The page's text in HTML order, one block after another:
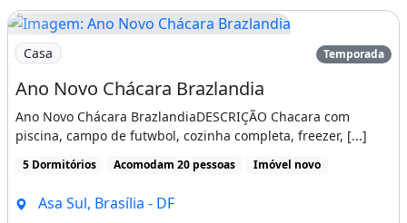
horas por dia para todas as unidades !
Em relação a energia são raras as
ocorrências mais pode haver , então fica ;
AVISADO ao locatário que o locador não
responsabiliza por tais adversidades !
Imagem: Ano Novo Chácara Brazlandia
Casa Temporada
Ano Novo Chácara Brazlandia
Ano Novo Chácara BrazlandiaDESCRIÇÃO Chacara com
piscina, campo de futwbol, cozinha completa, freezer, [...]
5 Dormitórios Acomodam 20 pessoas Imóvel novo
Asa Sul, Brasília - DF